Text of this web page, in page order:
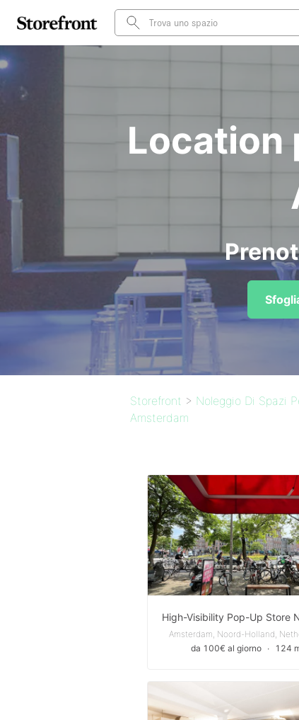
Location
Storefront > Noleggio Di Spazi
Amsterdam
Amsterdam, Noord-Holland,
da 100€ al giorno ∙ 124